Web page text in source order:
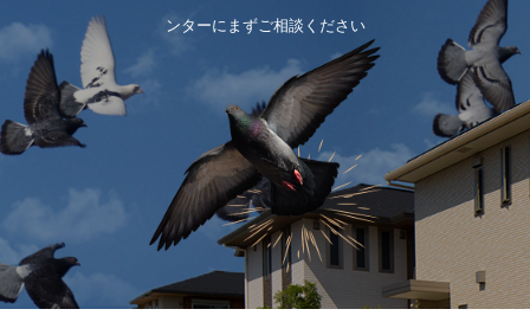
ンターにまずご相談ください